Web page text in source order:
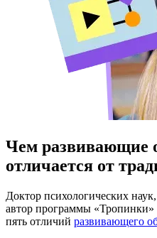
Чем развивающие
отличается от
Доктор психологических
автор программы
пять отличий развивающего